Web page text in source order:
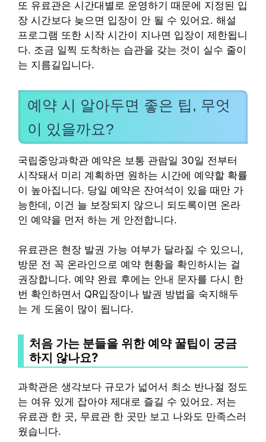
또 유료관은 시간대별로 운영하기 때문에 지정된 입
장 시간보다 늦으면 입장이 안 될 수 있어요. 해설
프로그램 또한 시작 시간이 지나면 입장이 제한됩니
다. 조금 일찍 도착하는 습관을 갖는 것이 실수 줄이
는 지름길입니다.
예약 시 알아두면 좋은 팁, 무엇
이 있을까요?
국립중앙과학관 예약은 보통 관람일 30일 전부터
시작돼서 미리 계획하면 원하는 시간에 예약할 확률
이 높아집니다. 당일 예약은 잔여석이 있을 때만 가
능한데, 이건 늘 보장되지 않으니 되도록이면 온라
인 예약을 먼저 하는 게 안전합니다.
유료관은 현장 발권 가능 여부가 달라질 수 있으니,
방문 전 꼭 온라인으로 예약 현황을 확인하시는 걸
권장합니다. 예약 완료 후에는 안내 문자를 다시 한
번 확인하면서 QR입장이나 발권 방법을 숙지해두
는 게 도움이 많이 됩니다.
처음 가는 분들을 위한 예약 꿀팁이 궁금
하지 않나요?
과학관은 생각보다 규모가 넓어서 최소 반나절 정도
는 여유 있게 잡아야 제대로 즐길 수 있어요. 저는
유료관 한 곳, 무료관 한 곳만 보고 나와도 만족스러
웠습니다.